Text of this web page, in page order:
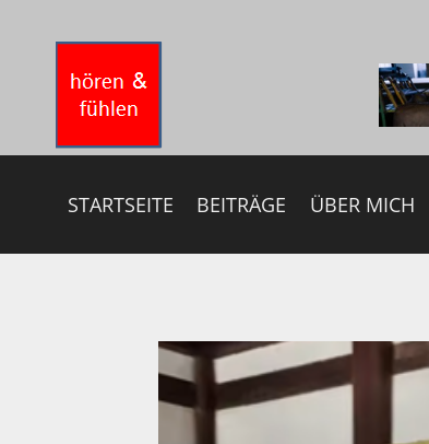
springen
STARTSEITE BEITRÄGE ÜBER MICH